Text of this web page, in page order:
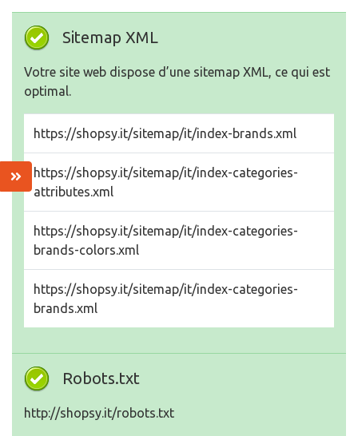
Sitemap XML
Votre site web dispose d’une sitemap XML, ce qui est
optimal.
https://shopsy.it/sitemap/it/index-brands.xml
https://shopsy.it/sitemap/it/index-categories-
attributes.xml
https://shopsy.it/sitemap/it/index-categories-
brands-colors.xml
https://shopsy.it/sitemap/it/index-categories-
brands.xml
Robots.txt
http://shopsy.it/robots.txt